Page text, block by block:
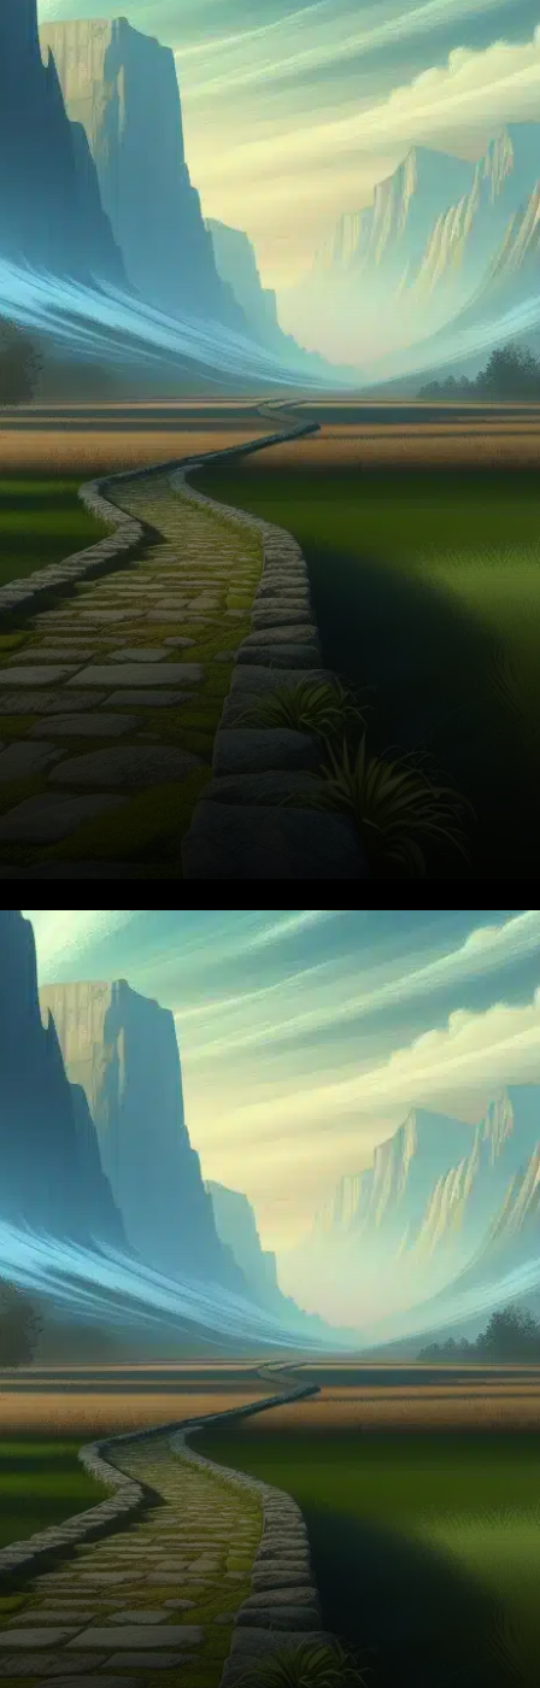
Au cours des dernières 24
heures, le jeton Hedera
(HBAR) a enregistré une
hausse de plus de 13%,
effaçant ainsi…